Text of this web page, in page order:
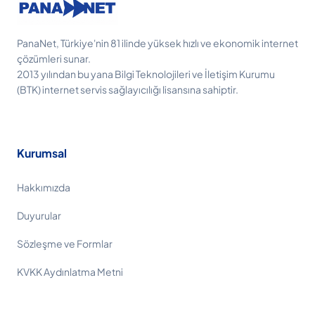
PanaNet, Türkiye'nin 81 ilinde yüksek hızlı ve ekonomik internet
çözümleri sunar.
2013 yılından bu yana Bilgi Teknolojileri ve İletişim Kurumu
(BTK) internet servis sağlayıcılığı lisansına sahiptir.
Kurumsal
Hakkımızda
Duyurular
Sözleşme ve Formlar
KVKK Aydınlatma Metni